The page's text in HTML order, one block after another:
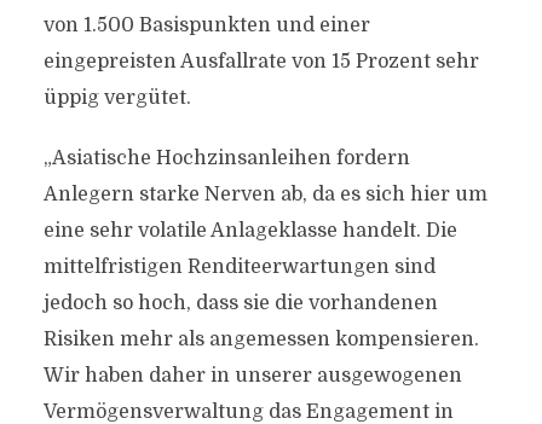
von 1.500 Basispunkten und einer
eingepreisten Ausfallrate von 15 Prozent sehr
üppig vergütet.
„Asiatische Hochzinsanleihen fordern
Anlegern starke Nerven ab, da es sich hier um
eine sehr volatile Anlageklasse handelt. Die
mittelfristigen Renditeerwartungen sind
jedoch so hoch, dass sie die vorhandenen
Risiken mehr als angemessen kompensieren.
Wir haben daher in unserer ausgewogenen
Vermögensverwaltung das Engagement in